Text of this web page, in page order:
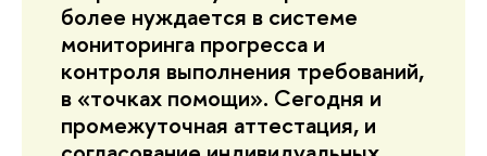
более нуждается в системе
мониторинга прогресса и
контроля выполнения требований,
в «точках помощи». Сегодня и
промежуточная аттестация, и